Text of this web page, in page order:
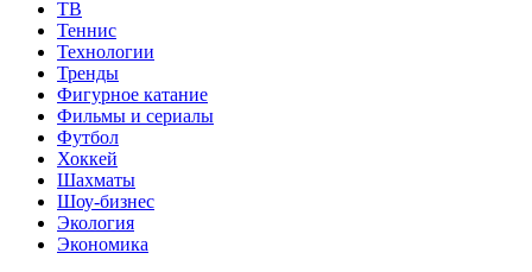
ТВ
Теннис
Технологии
Тренды
Фигурное катание
Фильмы и сериалы
Футбол
Хоккей
Шахматы
Шоу-бизнес
Экология
Экономика